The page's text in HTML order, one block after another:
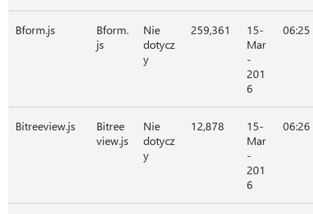
Bform.js
Bform.
js
Nie
dotycz
y
259,361
15-
Mar
-
201
6
06:25
Bitreeview.js
Bitree
view.js
Nie
dotycz
y
12,878
15-
Mar
-
201
6
06:26